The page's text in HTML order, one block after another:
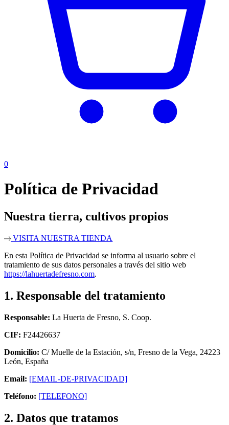
0
Política de Privacidad
Nuestra tierra, cultivos propios
VISITA NUESTRA TIENDA
En esta Política de Privacidad se informa al usuario sobre el
tratamiento de sus datos personales a través del sitio web
https://lahuertadefresno.com.
1. Responsable del tratamiento
Responsable: La Huerta de Fresno, S. Coop.
CIF: F24426637
Domicilio: C/ Muelle de la Estación, s/n, Fresno de la Vega, 24223
León, España
Email: [EMAIL-DE-PRIVACIDAD]
Teléfono: [TELEFONO]
2. Datos que tratamos